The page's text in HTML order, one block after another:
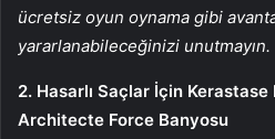
ücretsiz oyun oynama gibi
yararlanabileceğinizi unutmayın.
2. Hasarlı Saçlar İçin
Architecte Force Banyosu